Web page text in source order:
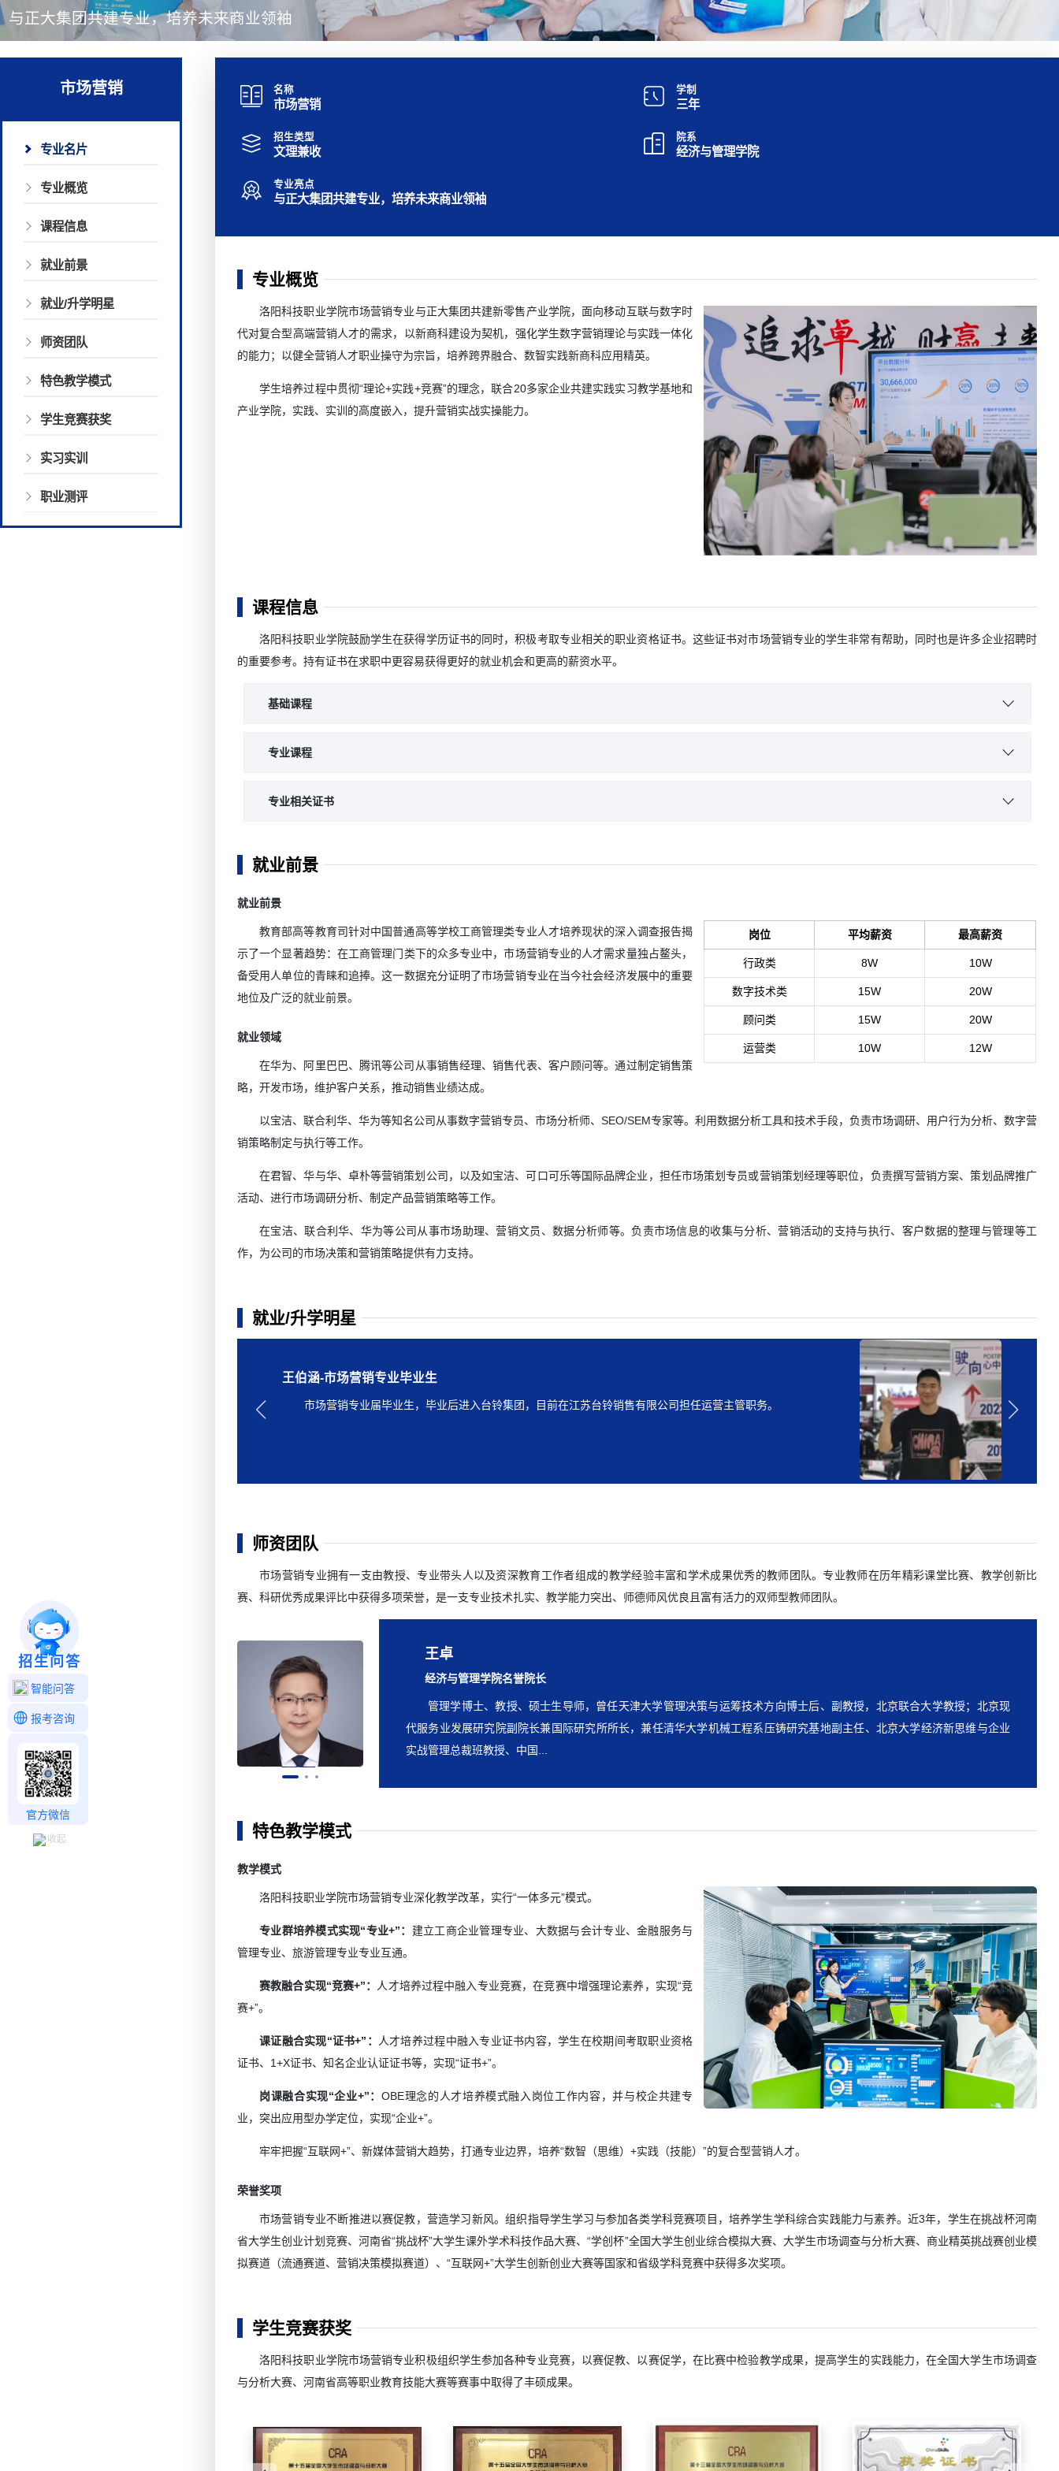
与正大集团共建专业，培养未来商业领袖
市场营销
专业名片
专业概览
课程信息
就业前景
就业/升学明星
师资团队
特色教学模式
学生竞赛获奖
实习实训
职业测评
名称
市场营销
学制
三年
招生类型
文理兼收
院系
经济与管理学院
专业亮点
与正大集团共建专业，培养未来商业领袖
专业概览
洛阳科技职业学院市场营销专业与正大集团共建新零售产业学院，面向移动互联与数字时
代对复合型高端营销人才的需求，以新商科建设为契机，强化学生数字营销理论与实践一体化
的能力；以健全营销人才职业操守为宗旨，培养跨界融合、数智实践新商科应用精英。
学生培养过程中贯彻“理论+实践+竞赛”的理念，联合20多家企业共建实践实习教学基地和
产业学院，实践、实训的高度嵌入，提升营销实战实操能力。
课程信息
洛阳科技职业学院鼓励学生在获得学历证书的同时，积极考取专业相关的职业资格证书。这些证书对市场营销专业的学生非常有帮助，同时也是许多企业招聘时
的重要参考。持有证书在求职中更容易获得更好的就业机会和更高的薪资水平。
基础课程
专业课程
专业相关证书
企业人力资源管理师证书
就业前景
就业前景
岗位 平均薪资 最高薪资
行政类 8W 10W
数字技术类 15W 20W
顾问类 15W 20W
运营类 10W 12W
教育部高等教育司针对中国普通高等学校工商管理类专业人才培养现状的深入调查报告揭
示了一个显著趋势：在工商管理门类下的众多专业中，市场营销专业的人才需求量独占鳌头，
备受用人单位的青睐和追捧。这一数据充分证明了市场营销专业在当今社会经济发展中的重要
地位及广泛的就业前景。
就业领域
在华为、阿里巴巴、腾讯等公司从事销售经理、销售代表、客户顾问等。通过制定销售策
略，开发市场，维护客户关系，推动销售业绩达成。
以宝洁、联合利华、华为等知名公司从事数字营销专员、市场分析师、SEO/SEM专家等。利用数据分析工具和技术手段，负责市场调研、用户行为分析、数字营
销策略制定与执行等工作。
在君智、华与华、卓朴等营销策划公司，以及如宝洁、可口可乐等国际品牌企业，担任市场策划专员或营销策划经理等职位，负责撰写营销方案、策划品牌推广
活动、进行市场调研分析、制定产品营销策略等工作。
在宝洁、联合利华、华为等公司从事市场助理、营销文员、数据分析师等。负责市场信息的收集与分析、营销活动的支持与执行、客户数据的整理与管理等工
作，为公司的市场决策和营销策略提供有力支持。
就业/升学明星
王嘉怡-市场营销专业毕业生
成功专升本，目前就读于河南牧业经济学院。
刘潇帅-市场营销专业毕业生
毕业后进入上海某证券公司从事投资顾问，月薪25000元/月。
邵绘星-市场营销专业毕业生
目前经营两家超市，印江土家族苗族自治县梵瑞商贸超市、虞城县九零百货店，并在贵州锦梵管理有限公司担
王伯涵-市场营销专业毕业生
市场营销专业届毕业生，毕业后进入台铃集团，目前在江苏台铃销售有限公司担任运营主管职务。
申雯诺-市场营销专业毕业生
市场营销专业届毕业生，进入学校后确定升本目标，经过班主任的指导，成功专升本，目前就读于安阳工学
宋鑫雨-市场营销专业毕业生
​市场营销专业毕业生，在校期间刻苦努力，与同学一起制定目标，互相鼓励，成功专升本，目前就读于商丘工
师资团队
市场营销专业拥有一支由教授、专业带头人以及资深教育工作者组成的教学经验丰富和学术成果优秀的教师团队。专业教师在历年精彩课堂比赛、教学创新比
赛、科研优秀成果评比中获得多项荣誉，是一支专业技术扎实、教学能力突出、师德师风优良且富有活力的双师型教师团队。
刘玉来
经济与管理学院专业带头人
博士、中国市场学会理事、中国商业经济学会常务理事、河南省教育厅学术技术带头人、河南省教育系统优秀教师；主
持省级项目10余项，主持和参与地厅级项目纵向课题、横向课题30余项；发表学术论文80余篇，其中核心期刊发表论文40余
篇；出版专著2部，主编、参...
张杰
市场营销专业骨干教师
心理学硕士、高级经济师、河南省双师型教师，河南省职业院校省级骨干教师培育对象；获省级教学比赛三等奖1项，指
导学生比赛获国家级三等奖2项；主持省教育厅、省市社科联等各级课题多项。主持校级精品课2项；主编云教材1部；在《商
展经济》《中国产经》等...
王卓
经济与管理学院名誉院长
管理学博士、教授、硕士生导师，曾任天津大学管理决策与运筹技术方向博士后、副教授，北京联合大学教授；北京现
代服务业发展研究院副院长兼国际研究所所长，兼任清华大学机械工程系压铸研究基地副主任、北京大学经济新思维与企业
实战管理总裁班教授、中国...
特色教学模式
教学模式
洛阳科技职业学院市场营销专业深化教学改革，实行“一体多元”模式。
专业群培养模式实现“专业+”： 建立工商企业管理专业、大数据与会计专业、金融服务与
管理专业、旅游管理专业专业互通。
赛教融合实现“竞赛+”： 人才培养过程中融入专业竞赛，在竞赛中增强理论素养，实现“竞
赛+”。
课证融合实现“证书+”： 人才培养过程中融入专业证书内容，学生在校期间考取职业资格
证书、1+X证书、知名企业认证证书等，实现“证书+”。
岗课融合实现“企业+”：OBE理念的人才培养模式融入岗位工作内容，并与校企共建专
业，突出应用型办学定位，实现“企业+”。
牢牢把握“互联网+”、新媒体营销大趋势，打通专业边界，培养“数智（思维）+实践（技能）”的复合型营销人才。
荣誉奖项
市场营销专业不断推进以赛促教，营造学习新风。组织指导学生学习与参加各类学科竞赛项目，培养学生学科综合实践能力与素养。近3年，学生在挑战杯河南
省大学生创业计划竞赛、河南省“挑战杯”大学生课外学术科技作品大赛、“学创杯”全国大学生创业综合模拟大赛、大学生市场调查与分析大赛、商业精英挑战赛创业模
拟赛道（流通赛道、营销决策模拟赛道）、“互联网+”大学生创新创业大赛等国家和省级学科竞赛中获得多次奖项。
学生竞赛获奖
洛阳科技职业学院市场营销专业积极组织学生参加各种专业竞赛，以赛促教、以赛促学，在比赛中检验教学成果，提高学生的实践能力，在全国大学生市场调查
与分析大赛、河南省高等职业教育技能大赛等赛事中取得了丰硕成果。
招生问答
智能问答
报考咨询
官方微信
收起